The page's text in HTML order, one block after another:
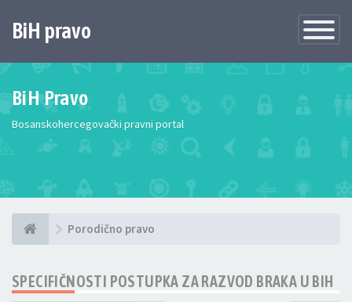
Toggle
BiH pravo
BiH Pravo
Bosanskohercegovački pravni portal
Porodično pravo
SPECIFIČNOSTI POSTUPKA ZA RAZVOD BRAKA U BIH